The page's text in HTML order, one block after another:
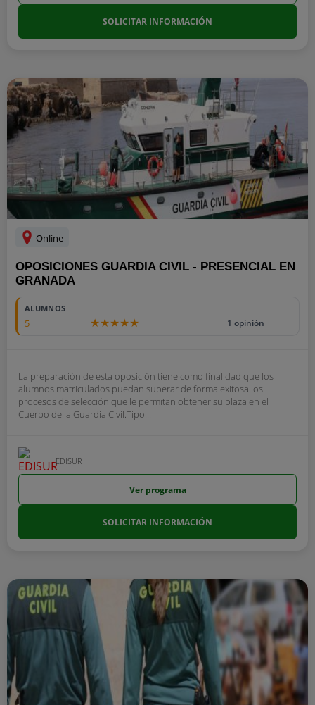
SOLICITAR INFORMACIÓN
Online
OPOSICIONES GUARDIA CIVIL - PRESENCIAL EN
GRANADA
ALUMNOS
5 1 opinión
La preparación de esta oposición tiene como finalidad que los
alumnos matriculados puedan superar de forma exitosa los
procesos de selección que le permitan obtener su plaza en el
Cuerpo de la Guardia Civil.Tipo...
EDISUR
Ver programa
SOLICITAR INFORMACIÓN